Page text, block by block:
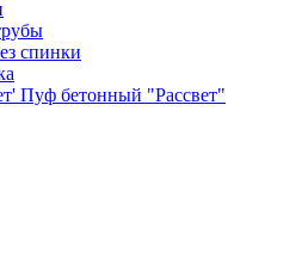
спинки
Пуф бетонный "Рассвет"